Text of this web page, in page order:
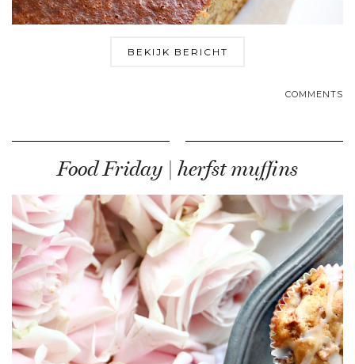
BEKIJK BERICHT
COMMENTS
Food Friday | herfst muffins